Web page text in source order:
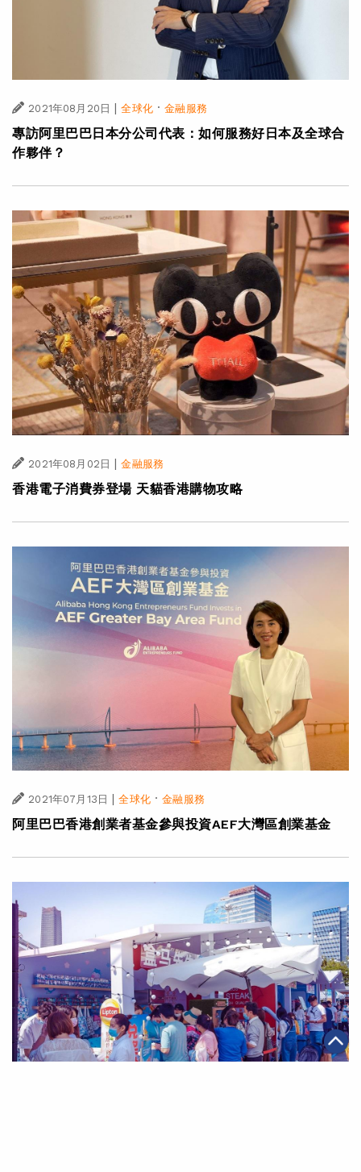
2021年08月20日 | 全球化·金融服務
專訪阿里巴巴日本分公司代表：如何服務好日本及全球合
作夥伴？
2021年08月02日 | 金融服務
香港電子消費券登場 天貓香港購物攻略
2021年07月13日 | 全球化·金融服務
阿里巴巴香港創業者基金參與投資AEF大灣區創業基金